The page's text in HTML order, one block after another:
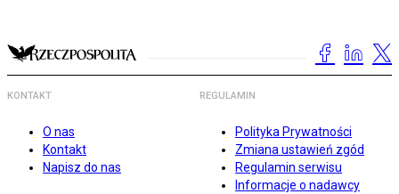
KONTAKT
O nas
Kontakt
Napisz do nas
REGULAMIN
Polityka Prywatności
Zmiana ustawień zgód
Regulamin serwisu
Informacje o nadawcy